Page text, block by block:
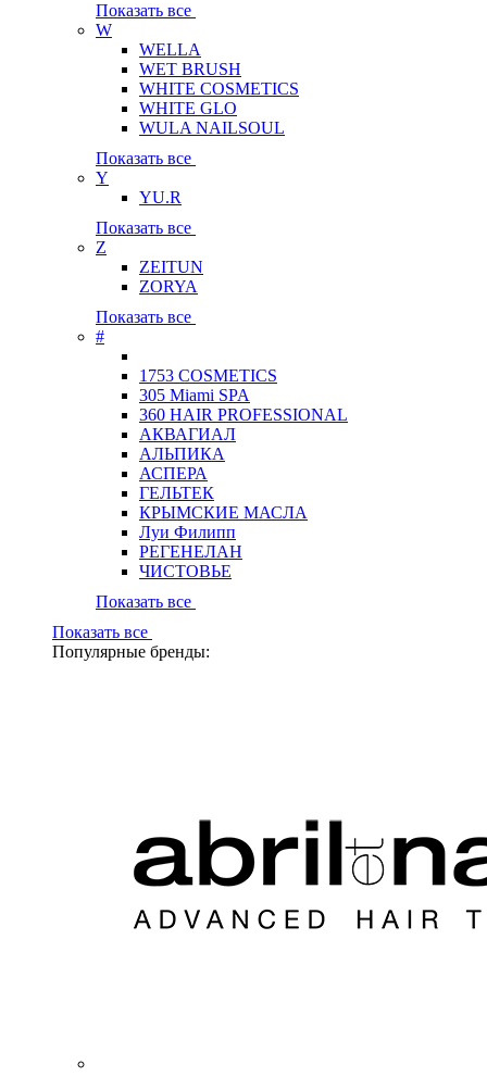
Показать все
W
WELLA
WET BRUSH
WHITE COSMETICS
WHITE GLO
WULA NAILSOUL
Показать все
Y
YU.R
Показать все
Z
ZEITUN
ZORYA
Показать все
#
1753 COSMETICS
305 Miami SPA
360 HAIR PROFESSIONAL
АКВАГИАЛ
АЛЬПИКА
АСПЕРА
ГЕЛЬТЕК
КРЫМСКИЕ МАСЛА
Луи Филипп
РЕГЕНЕЛАН
ЧИСТОВЬЕ
Показать все
Показать все
Популярные бренды: